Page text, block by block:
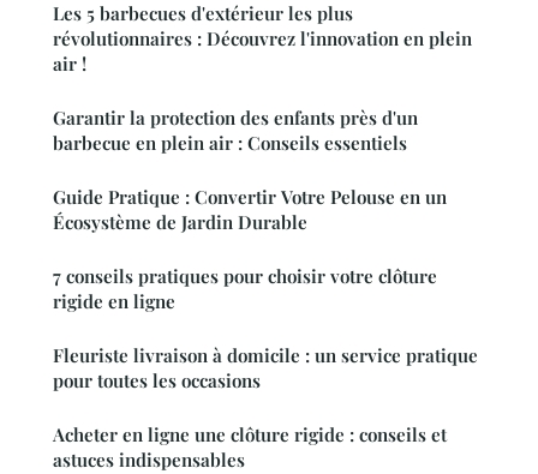
Les 5 barbecues d'extérieur les plus
révolutionnaires : Découvrez l'innovation en plein
air !
Garantir la protection des enfants près d'un
barbecue en plein air : Conseils essentiels
Guide Pratique : Convertir Votre Pelouse en un
Écosystème de Jardin Durable
7 conseils pratiques pour choisir votre clôture
rigide en ligne
Fleuriste livraison à domicile : un service pratique
pour toutes les occasions
Acheter en ligne une clôture rigide : conseils et
astuces indispensables